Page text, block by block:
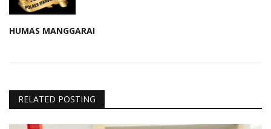
HUMAS MANGGARAI
RELATED POSTING